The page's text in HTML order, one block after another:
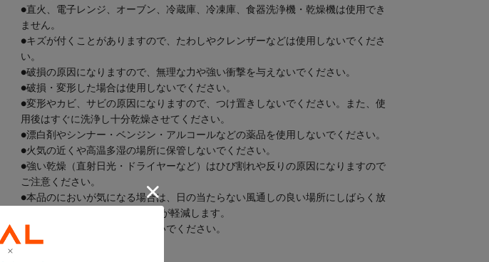
●直火、電子レンジ、オーブン、冷蔵庫、冷凍庫、食器洗浄機・乾燥機は使用でき
ません。
●キズが付くことがありますので、たわしやクレンザーなどは使用しないでくださ
い。
●破損の原因になりますので、無理な力や強い衝撃を与えないでください。
●破損・変形した場合は使用しないでください。
●変形やカビ、サビの原因になりますので、つけ置きしないでください。また、使
用後はすぐに洗浄し十分乾燥させてください。
●漂白剤やシンナー・ベンジン・アルコールなどの薬品を使用しないでください。
●火気の近くや高温多湿の場所に保管しないでください。
●強い乾燥（直射日光・ドライヤーなど）はひび割れや反りの原因になりますので
ご注意ください。
●本品のにおいが気になる場合は、日の当たらない風通しの良い場所にしばらく放
置していただくと次第ににおいが軽減します。
●本来の用途以外には使用しないでください。